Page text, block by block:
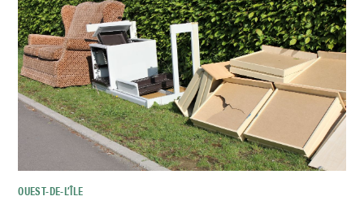
OUEST-DE-L’ÎLE